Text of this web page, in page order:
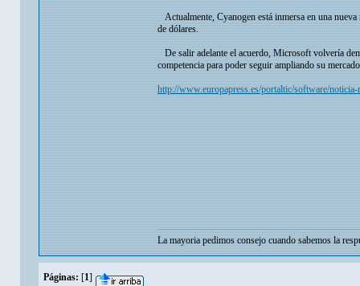
Actualmente, Cyanogen está inmersa en una
de dólares.
De salir adelante el acuerdo, Microsoft volvería
competencia para poder seguir ampliando su
http://www.europapress.es/portaltic/software/
La mayoria pedimos consejo cuando sabemos la
Páginas: [1]